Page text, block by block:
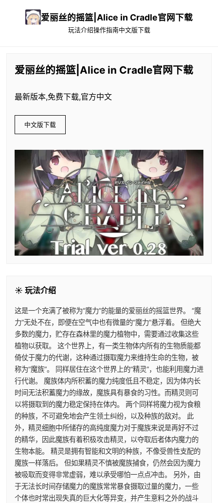
爱丽丝的摇篮|Alice in Cradle官网下载
玩法介绍操作指南中文版下载
爱丽丝的摇篮|Alice in Cradle官网下载
最新版本,免费下载,官方中文
中文版下载
☀️ 玩法介绍
这是一个充满了被称为“魔力”的能量的爱丽丝的摇篮世界。 “魔
力”无处不在，即便在空气中也有微量的“魔力”悬浮着。 但绝大
多数的魔力，贮存在森林里的魔力植物中，需要通过收集这些
植物以获取。 这个世界上，有一类生物体内所有的生物质能都
倚仗于魔力的代谢，这种通过摄取魔力来维持生命的生物，被
称为“魔族”。 同样居住在这个世界上的“精灵”，也能利用魔力进
行代谢。 魔族体内所积蓄的魔力纯度低且不稳定，因为体内长
时间无法积蓄魔力的缘故，魔族具有暴食的习性。而精灵则可
以将摄取到的魔力稳定保持在体内。 两个同样将魔力视为食粮
的种族，不可避免地会产生领土纠纷，以及种族的敌对。 此
外，精灵细胞中所储存的高纯度魔力对于魔族来说是再好不过
的精华，因此魔族有着积极攻击精灵，以夺取后者体内魔力的
生物本能。 精灵是拥有智能和文明的种族，不像受兽性支配的
魔族一样落后。 但如果精灵不慎被魔族捕食，仍然会因为魔力
被吸取而变得非常虚弱，难以承受哪怕一点点冲击。 另外，由
于无法长时间存储魔力的魔族常常暴食摄取过量的魔力，一些
个体也时常出现失真的巨大化等异变，并产生意料之外的战斗